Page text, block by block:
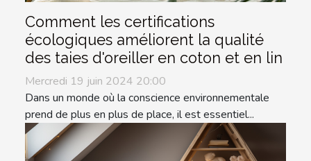
Comment les certifications
écologiques améliorent la qualité
des taies d'oreiller en coton et en lin
Mercredi 19 juin 2024 20:00
Dans un monde où la conscience environnementale
prend de plus en plus de place, il est essentiel...